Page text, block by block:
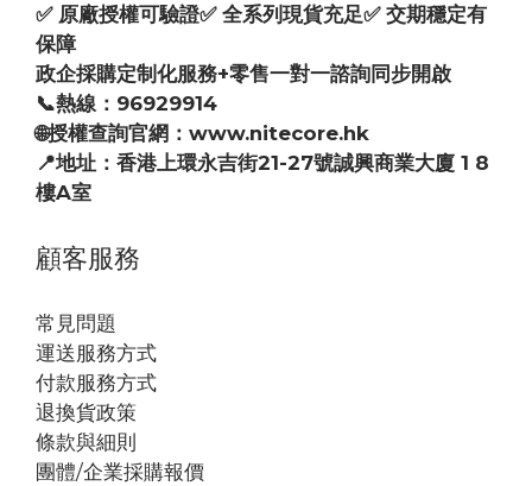
✅ 原廠授權可驗證✅ 全系列現貨充足✅ 交期穩定有
保障
政企採購定制化服務+零售一對一諮詢同步開啟
📞熱線：96929914
🌐授權查詢官網：www.nitecore.hk
📍地址：香港上環永吉街21-27號誠興商業大廈 1 8
樓A室
顧客服務
常見問題
運送服務方式
付款服務方式
退換貨政策
條款與細則
團體/企業採購報價